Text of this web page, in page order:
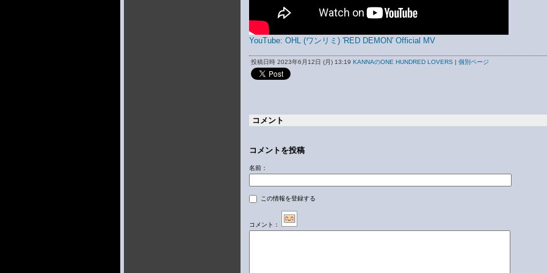
YouTube: OHL (ワンリミ) 'RED DEMON' Official MV
投稿日時 2023年6月12日 (月) 13:19 KANNAのONE HUNDRED LOVERS | 個別ページ
コメント
コメントを投稿
名前：
この情報を登録する
コメント：